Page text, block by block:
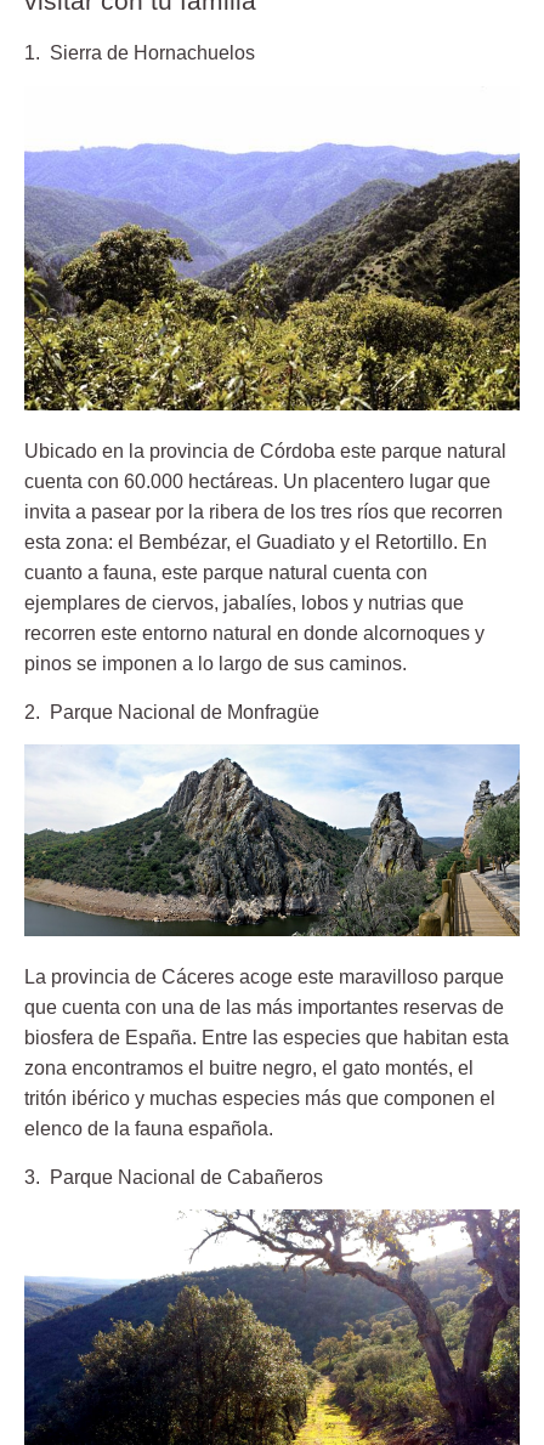
1. Sierra de Hornachuelos
Ubicado en la provincia de Córdoba este parque natural
cuenta con 60.000 hectáreas. Un placentero lugar que
invita a pasear por la ribera de los tres ríos que recorren
esta zona: el Bembézar, el Guadiato y el Retortillo. En
cuanto a fauna, este parque natural cuenta con
ejemplares de ciervos, jabalíes, lobos y nutrias que
recorren este entorno natural en donde alcornoques y
pinos se imponen a lo largo de sus caminos.
2. Parque Nacional de Monfragüe
La provincia de Cáceres acoge este maravilloso parque
que cuenta con una de las más importantes reservas de
biosfera de España. Entre las especies que habitan esta
zona encontramos el buitre negro, el gato montés, el
tritón ibérico y muchas especies más que componen el
elenco de la fauna española.
3. Parque Nacional de Cabañeros